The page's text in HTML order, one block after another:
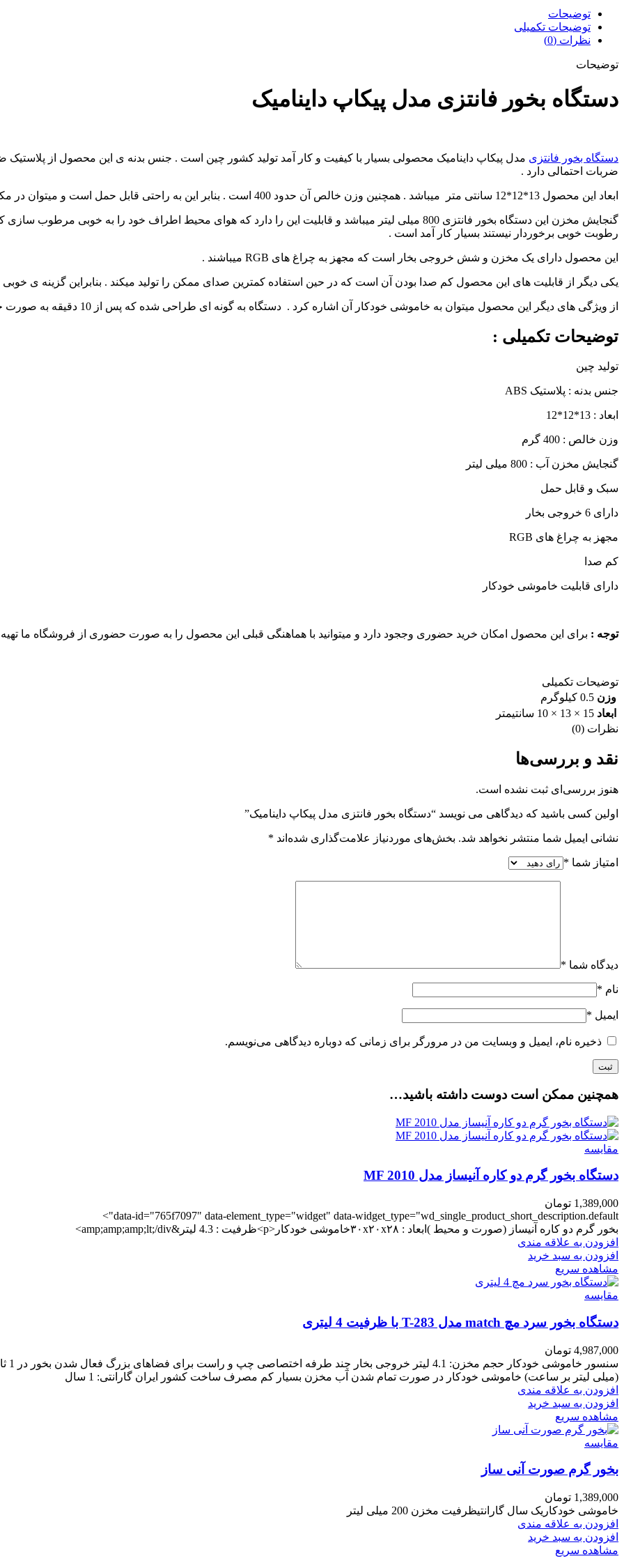
توضیحات
توضیحات تکمیلی
نظرات (0)
توضیحات
دستگاه بخور فانتزی مدل پیکاپ داینامیک
دستگاه بخور فانتزی مدل پیکاپ داینامیک محصولی بسیار با کیفیت و کار آمد تولید کشور چین است . جنس بدنه ی این محصول از
ضربات احتمالی دارد .
ابعاد این محصول 13*12*12 سانتی متر میباشد . همچنین وزن خالص آن حدود 400 است . بنابر این به راحتی قابل حمل است و میتوان در مکان های مختلف مانند خانه ، اتاق خواب و دفتر کار از آن استفاده کرد .
گنجایش مخزن این دستگاه بخور فانتزی 800 میلی لیتر میباشد و قابلیت این را دارد که هوای محیط اطراف خود را
رطوبت خوبی برخوردار نیستند بسیار کار آمد است .
این محصول دارای یک مخزن و شش خروجی بخار است که مجهز به چراغ های RGB میباشند .
یکی دیگر از قابلیت های این محصول کم صدا بودن آن است که در حین استفاده کمترین صدای ممکن را تولید میکند . بنابراین گزینه ی
از ویژگی های دیگر این محصول میتوان به خاموشی خودکار آن اشاره کرد . دستگاه به گونه ای طراحی شده که پس از 10 دقیقه به صورت خودکار خاموش شود و از حدر رفتن انرژی جلوگیری میکند .
توضیحات تکمیلی :
تولید چین
جنس بدنه : پلاستیک ABS
ابعاد : 13*12*12
وزن خالص : 400 گرم
گنجایش مخزن آب : 800 میلی لیتر
سبک و قابل حمل
دارای 6 خروجی بخار
مجهز به چراغ های RGB
کم صدا
دارای قابلیت خاموشی خودکار
توجه : برای این محصول امکان خرید حضوری وججود دارد و میتوانید با هماهنگی قبلی این محصول را به صورت حضوری از فروشگاه ما تهیه
توضیحات تکمیلی
وزن 0.5 کیلوگرم
ابعاد 15 × 13 × 10 سانتیمتر
نظرات (0)
نقد و بررسی‌ها
هنوز بررسی‌ای ثبت نشده است.
اولین کسی باشید که دیدگاهی می نویسد “دستگاه بخور فانتزی مدل پیکاپ داینامیک”
نشانی ایمیل شما منتشر نخواهد شد. بخش‌های موردنیاز علامت‌گذاری شده‌اند *
امتیاز شما *
دیدگاه شما *
نام *
ایمیل *
ذخیره نام، ایمیل و وبسایت من در مرورگر برای زمانی که دوباره دیدگاهی می‌نویسم.
همچنین ممکن است دوست داشته باشید…
مقایسه
دستگاه بخور گرم دو کاره آنیساز مدل MF 2010
1,389,000 تومان
data-id="765f7097" data-element_type="widget" data-widget_type="wd_single_product_short_description.default">
بخور گرم دو کاره آنیساز (صورت و محیط )ابعاد : ۳۰x۲۰x۲۸خاموشی خودکار<p>ظرفیت : 4.3 لیتر&amp;amp;amp;lt;/div>
افزودن به علاقه مندی
افزودن به سبد خرید
مشاهده سریع
مقایسه
دستگاه بخور سرد مچ match مدل T-283 با ظرفیت 4 لیتری
4,987,000 تومان
(میلی لیتر بر ساعت) خاموشی خودکار در صورت تمام شدن آب مخزن بسیار کم مصرف ساخت کشور ایران گارانتی: 1 سال
افزودن به علاقه مندی
افزودن به سبد خرید
مشاهده سریع
مقایسه
بخور گرم صورت آنی ساز
1,389,000 تومان
خاموشی خودکاریک سال گارانتیظرفیت مخزن 200 میلی لیتر
افزودن به علاقه مندی
افزودن به سبد خرید
مشاهده سریع